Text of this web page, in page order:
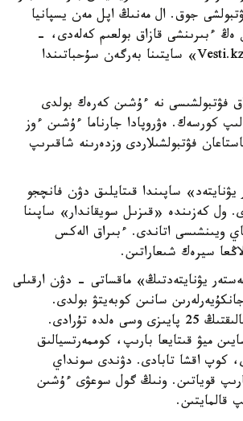
جوق. ال مەنىڭ اپل مەن يسپانيا
ەڭ ءبىرىنشى قازاق بولعىم كەلەدى، -
دەگەن ەركۇبۇلان «Vesti.kz» سايتىنا بەرگەن سۇحباتىندا
فۋتبولشىسى نە ءۇشىن كەرەك بولدى
كورسەك. ەۋروپادا جارناما ءۇشىن ءوز
فۋتبولشىلاردى وزدەرىنە شاقىرىپ
ساپىندا قىتايلىق دۋن فانچجو
ول كەزىندە «قىزىل سويقاندار» ساپىنا
ويىنشىسى اتاندى. ءبىراق الەكس
سيرەك شىعاراتىن.
يۋنايتەدتىڭ» ماقساتى - دۋن ارقىلى
سانىن كوبەيتۋ بولدى.
ويتكەنى الەمدەگى حالىقتىڭ 25 پايىزى وسى ەلدە تۇرادى.
ميۋ قىتايعا بارىپ، كوممەرتسيالىق
كوپ اقشا تابادى. دۋندى سونداي
قوياتىن. ونىڭ گول سوعۋى ءۇشىن
قالمايتىن.